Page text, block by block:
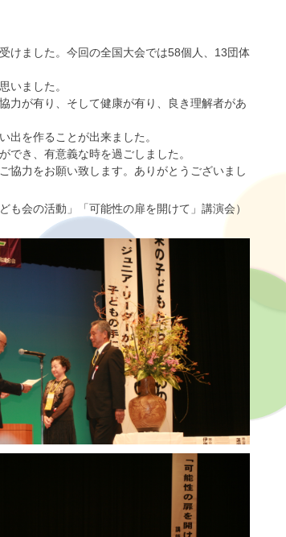
けました。今回の全国大会では58個人、13団体
いました。
力が有り、そして健康が有り、良き理解者があ
出を作ることが出来ました。
き、有意義な時を過ごしました。
協力をお願い致します。ありがとうございまし
も会の活動」「可能性の扉を開けて」講演会）